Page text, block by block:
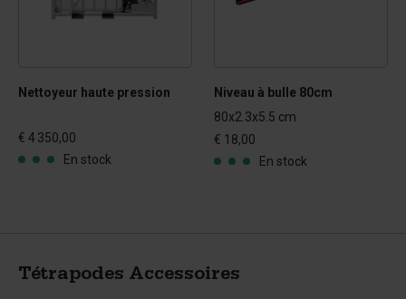
Nettoyeur haute pression
€ 4 350,00
En stock
Niveau à bulle 80cm
80x2.3x5.5 cm
€ 18,00
En stock
Tétrapodes Accessoires